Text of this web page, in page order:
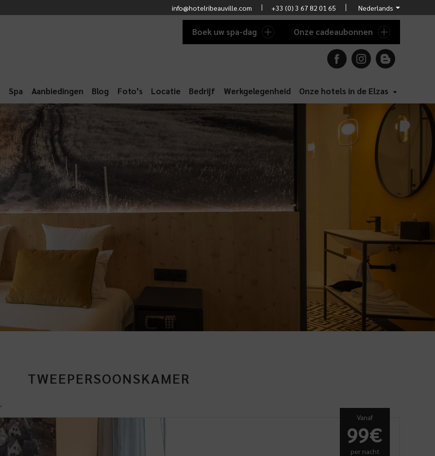
info@hotelribeauville.com +33 (0) 3 67 82 01 65
Boek uw spa-dag Onze cadeaubonnen
Spa Aanbiedingen Blog Foto’s Locatie Bedrijf Werkgelegenheid Onze hotels in de Elzas
TWEEPERSOONSKAMER
Vanaf
99€
per nacht